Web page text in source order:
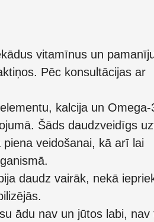
vitamīnus un
Pēc konsultācijas ar
kalcija un Omega-
Šāds daudzveidīgs
veidošanai, kā arī lai
daudz vairāk, nekā
ādu nav un jūtos labi, nav